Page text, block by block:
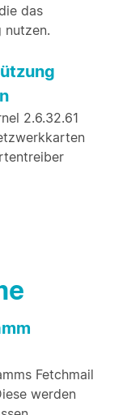
das
nutzen.
2.6.32.61
Fetchmail
werden